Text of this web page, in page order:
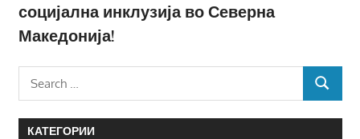
социјална инклузија во Северна
Македонија!
SEARCH
КАТЕГОРИИ